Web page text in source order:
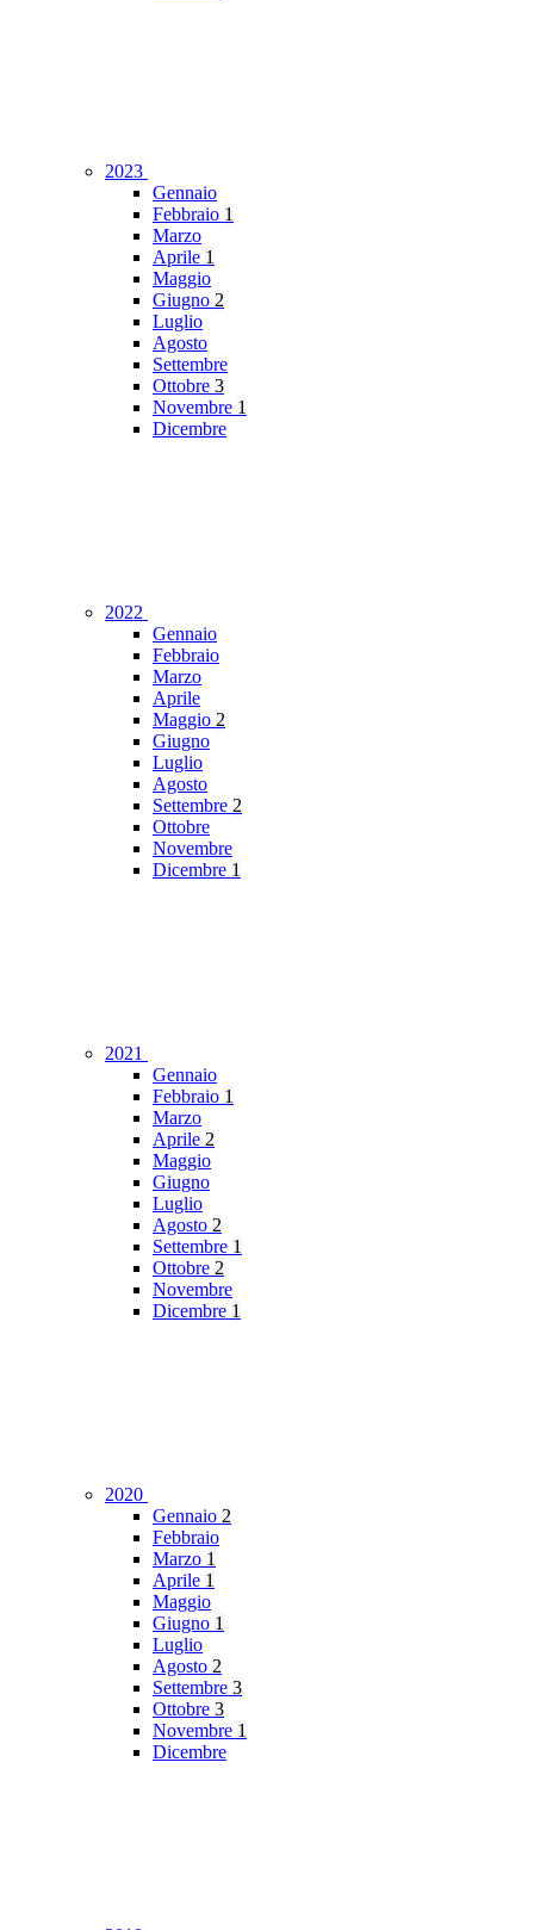
2023
Gennaio
Febbraio 1
Marzo
Aprile 1
Maggio
Giugno 2
Luglio
Agosto
Settembre
Ottobre 3
Novembre 1
Dicembre
2022
Gennaio
Febbraio
Marzo
Aprile
Maggio 2
Giugno
Luglio
Agosto
Settembre 2
Ottobre
Novembre
Dicembre 1
2021
Gennaio
Febbraio 1
Marzo
Aprile 2
Maggio
Giugno
Luglio
Agosto 2
Settembre 1
Ottobre 2
Novembre
Dicembre 1
2020
Gennaio 2
Febbraio
Marzo 1
Aprile 1
Maggio
Giugno 1
Luglio
Agosto 2
Settembre 3
Ottobre 3
Novembre 1
Dicembre